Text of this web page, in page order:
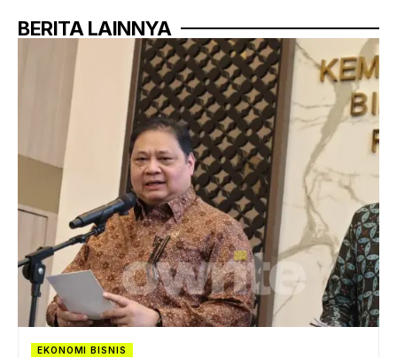
BERITA LAINNYA
EKONOMI BISNIS